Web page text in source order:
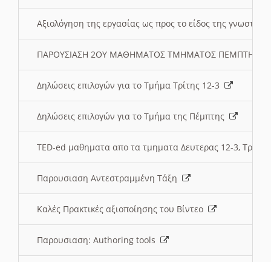
Αξιολόγηση της εργασίας ως προς το είδος της
ΠΑΡΟΥΣΙΑΣΗ 2ΟΥ ΜΑΘΗΜΑΤΟΣ ΤΜΗΜΑΤΟΣ
Δηλώσεις επιλογών για το Τμήμα Τρίτης 12-3
Δηλώσεις επιλογών για το Τμήμα της Πέμπτης
TED-ed μαθηματα απο τα τμηματα Δευτερας 12-3,
Παρουσιαση Αντεστραμμένη Τάξη
Καλές Πρακτικές αξιοποίησης του Βίντεο
Παρουσιαση: Authoring tools